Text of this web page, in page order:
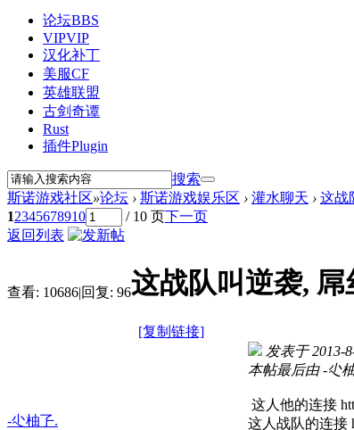
论坛BBS
VIPVIP
汉化补丁
美服CF
英雄联盟
古剑奇谭
Rust
插件Plugin
搜索
斯诺游戏社区»论坛 › 斯诺游戏娱乐区 › 灌水聊天 › 这战
12345678910 / 10 页下一页
返回列表
查看: 10686|回复: 96这战队叫逆袭,
[复制链接]
-尐柚孒.
发表于 2013-
本帖最后由 -尐
这人他的连接
这人战队的连接